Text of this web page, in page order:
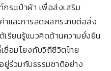
ระเป๋าผ้า เพื่อส่งเสริม
และการลดผลกระทบต่อสิ่ง
รียนรู้แนวคิดด้านความยั่งยืน
อมโยงกับวิถีชีวิตไทย
ร่วมกับธรรมชาติอย่าง